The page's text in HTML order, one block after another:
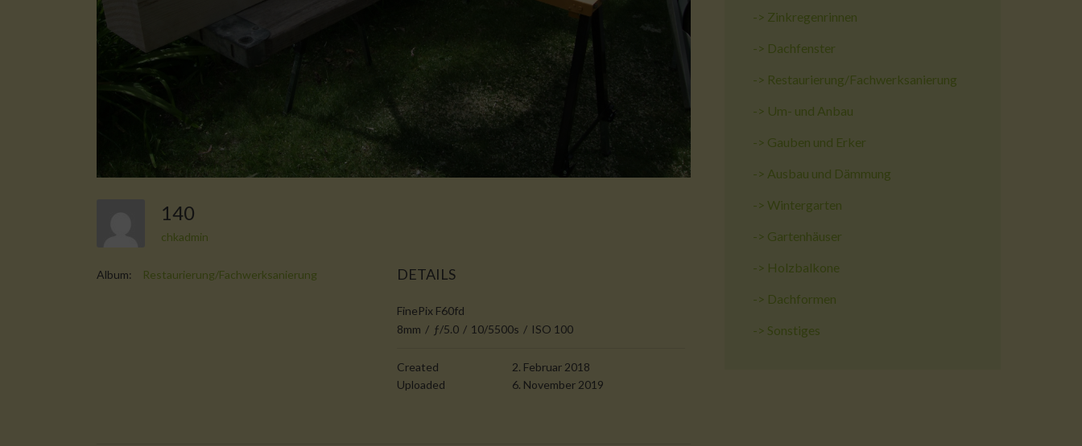
140
chkadmin
Album: Restaurierung/Fachwerksanierung DETAILS
FinePix F60fd
8mm / ƒ/5.0 / 10/5500s / ISO 100
Created
2. Februar 2018
Uploaded
6. November 2019
-> Zinkregenrinnen
-> Dachfenster
-> Restaurierung/Fachwerksanierung
-> Um- und Anbau
-> Gauben und Erker
-> Ausbau und Dämmung
-> Wintergarten
-> Gartenhäuser
-> Holzbalkone
-> Dachformen
-> Sonstiges